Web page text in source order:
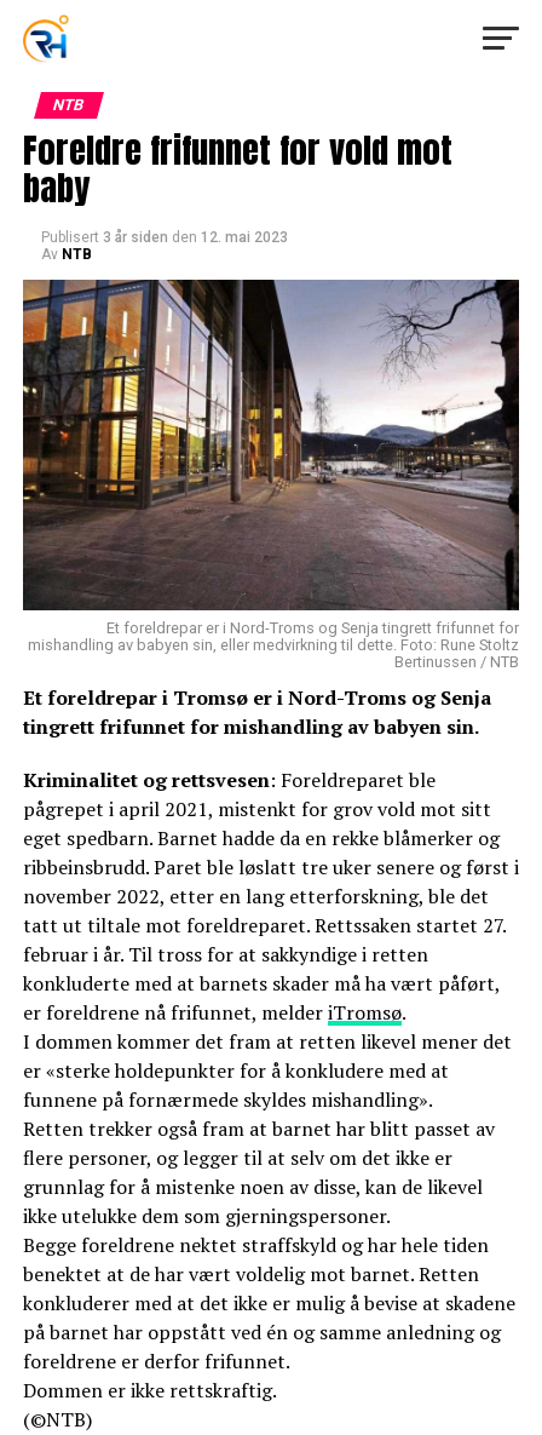
NTB
Foreldre frifunnet for vold mot
baby
Publisert 3 år siden den 12. mai 2023
Av NTB
Et foreldrepar er i Nord-Troms og Senja tingrett frifunnet for
mishandling av babyen sin, eller medvirkning til dette. Foto: Rune Stoltz
Bertinussen / NTB
Et foreldrepar i Tromsø er i Nord-Troms og Senja
tingrett frifunnet for mishandling av babyen sin.
Kriminalitet og rettsvesen: Foreldreparet ble
pågrepet i april 2021, mistenkt for grov vold mot sitt
eget spedbarn. Barnet hadde da en rekke blåmerker og
ribbeinsbrudd. Paret ble løslatt tre uker senere og først i
november 2022, etter en lang etterforskning, ble det
tatt ut tiltale mot foreldreparet. Rettssaken startet 27.
februar i år. Til tross for at sakkyndige i retten
konkluderte med at barnets skader må ha vært påført,
er foreldrene nå frifunnet, melderiTromsø.
I dommen kommer det fram at retten likevel mener det
er «sterke holdepunkter for å konkludere med at
funnene på fornærmede skyldes mishandling».
Retten trekker også fram at barnet har blitt passet av
flere personer, og legger til at selv om det ikke er
grunnlag for å mistenke noen av disse, kan de likevel
ikke utelukke dem som gjerningspersoner.
Begge foreldrene nektet straffskyld og har hele tiden
benektet at de har vært voldelig mot barnet. Retten
konkluderer med at det ikke er mulig å bevise at skadene
på barnet har oppstått ved én og samme anledning og
foreldrene er derfor frifunnet.
Dommen er ikke rettskraftig.
(©NTB)